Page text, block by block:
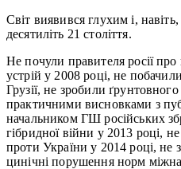
Світ виявився глухим і,
десятиліть 21 століття.
Не почули правителя росії
устрій у 2008 році, не
Грузії, не зробили
практичними висновками з
начальником ГШ російських
гібридної війни у 2013 році,
проти України у 2014 році, не
цинічні порушення норм